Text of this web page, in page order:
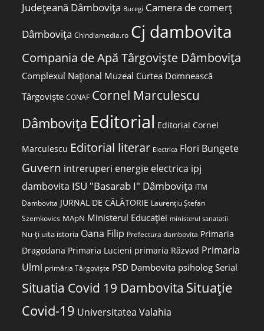
Județeană Dâmbovița Bucegi Camera de comerț
Dâmbovița Chindiamedia.ro Cj dambovita
Compania de Apă Târgoviște Dâmbovița
Complexul Național Muzeal Curtea Domnească
Târgoviște CONAF Cornel Marculescu
Dâmbovița Editorial Editorial Cornel
Marculescu Editorial literar Electrica Flori Bungete
Guvern intreruperi energie electrica ipj
dambovita ISU "Basarab I" Dâmbovița ITM
Dambovita JURNAL DE CĂLĂTORIE Laurențiu Ștefan
Szemkovics MApN Ministerul Educației ministerul sanatatii
Nu-ți uita istoria Oana Filip Prefectura dambovita Primaria
Dragodana Primaria Lucieni primaria Răzvad Primaria
Ulmi primăria Târgoviște PSD Dambovita psiholog Serial
Situatia Covid 19 Dambovita Situație
Covid-19 Universitatea Valahia